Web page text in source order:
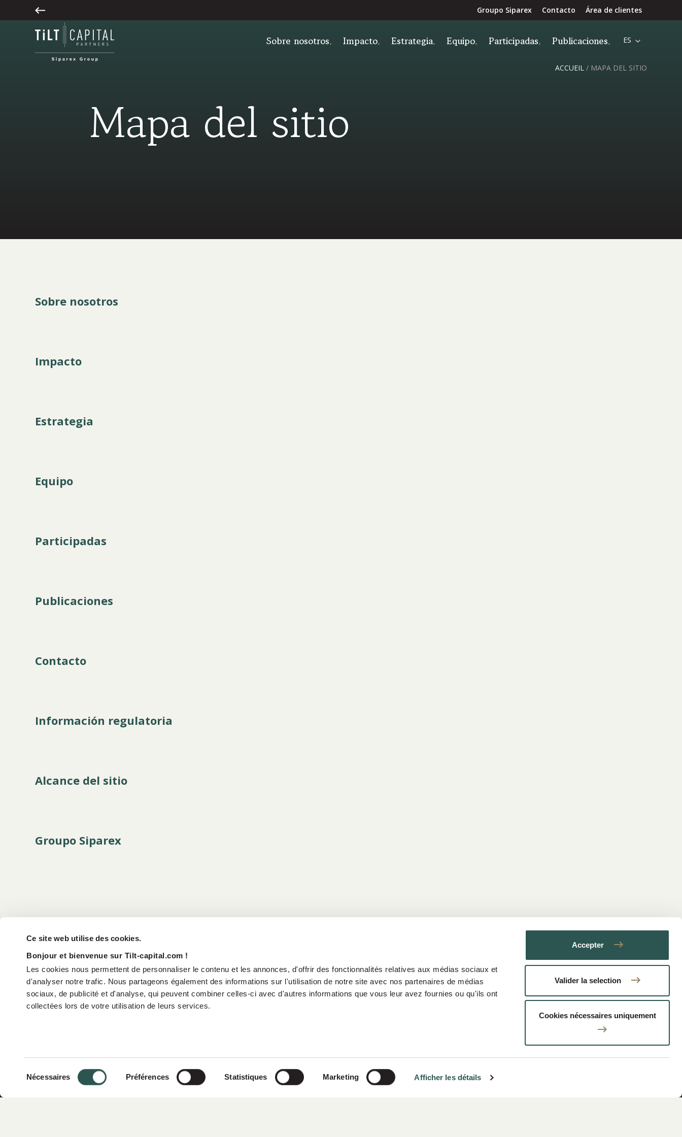
Ce site web utilise des cookies.
Bonjour et bienvenue sur Tilt-capital.com !
Les cookies nous permettent de personnaliser le contenu et les annonces, d'offrir des fonctionnalités relatives aux médias sociaux et
d'analyser notre trafic. Nous partageons également des informations sur l'utilisation de notre site avec nos partenaires de médias
sociaux, de publicité et d'analyse, qui peuvent combiner celles-ci avec d'autres informations que vous leur avez fournies ou qu'ils ont
collectées lors de votre utilisation de leurs services.
Nécessaires Préférences Statistiques Marketing Afficher les détails
Accepter
Valider la selection
Cookies nécessaires uniquement
Groupo Siparex Contacto Área de clientes
Sobre nosotros Impacto Estrategia Equipo Participadas Publicaciones ES
ACCUEIL / MAPA DEL SITIO
Mapa del sitio
Sobre nosotros
Impacto
Estrategia
Equipo
Participadas
Publicaciones
Contacto
Información regulatoria
Alcance del sitio
Groupo Siparex
Impacto
Publicaciones
Área de clientes